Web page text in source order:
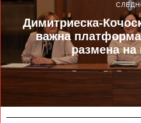
Димитриеска-
важна платформа
размена на